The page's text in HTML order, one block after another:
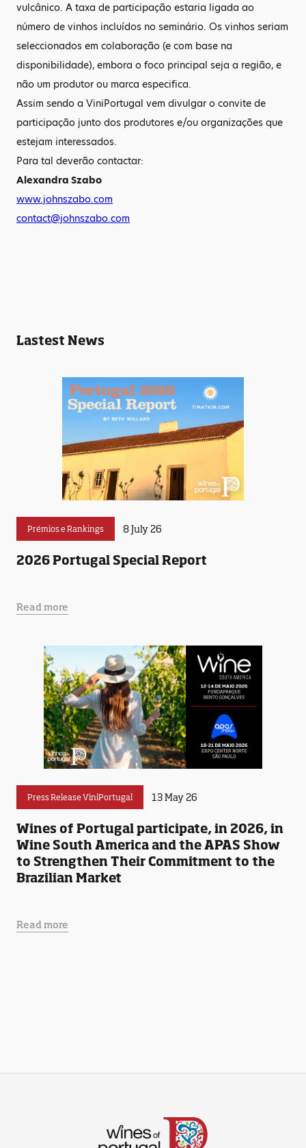
vulcânico. A taxa de participação estaria ligada ao
número de vinhos incluídos no seminário. Os vinhos seriam
seleccionados em colaboração (e com base na
disponibilidade), embora o foco principal seja a região, e
não um produtor ou marca especifica.
Assim sendo a ViniPortugal vem divulgar o convite de
participação junto dos produtores e/ou organizações que
estejam interessados.
Para tal deverão contactar:
Alexandra Szabo
www.johnszabo.com
contact@johnszabo.com
Lastest News
Prémios e Rankings 8 July 26
2026 Portugal Special Report
Read more
Press Release ViniPortugal 13 May 26
Wines of Portugal participate, in 2026, in
Wine South America and the APAS Show
to Strengthen Their Commitment to the
Brazilian Market
Read more